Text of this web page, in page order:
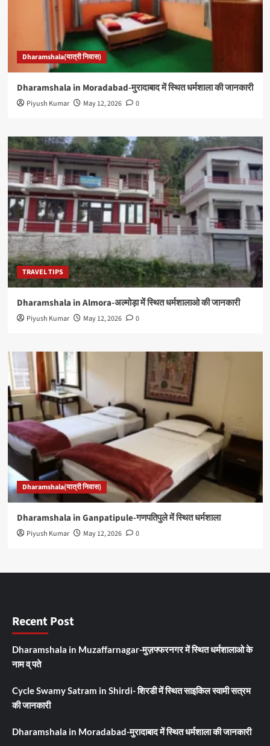
Dharamshala(यात्री निवास)
Dharamshala in Moradabad-मुरादाबाद में स्थित धर्मशाला की जानकारी
Piyush Kumar May 12, 2026 0
TRAVEL TIPS
Dharamshala in Almora-अल्मोड़ा में स्थित धर्मशालाओ की जानकारी
Piyush Kumar May 12, 2026 0
Dharamshala(यात्री निवास)
Dharamshala in Ganpatipule-गणपतिपुले में स्थित धर्मशाला
Piyush Kumar May 12, 2026 0
Recent Post
Dharamshala in Muzaffarnagar-मुज़फ्फरनगर में स्थित धर्मशालाओ के
नाम व् पते
Cycle Swamy Satram in Shirdi- शिरडी में स्थित साइकिल स्वामी सत्रम
की जानकारी
Dharamshala in Moradabad-मुरादाबाद में स्थित धर्मशाला की जानकारी